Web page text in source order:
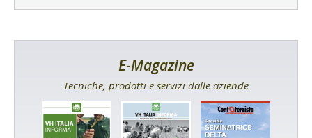
E-Magazine
Tecniche, prodotti e servizi dalle aziende